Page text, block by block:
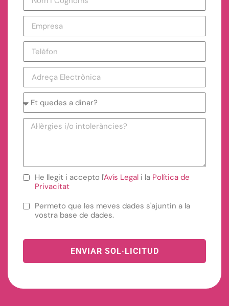
He llegit i accepto l'Avís Legal i la Política de
Privacitat
Permeto que les meves dades s'ajuntin a la
vostra base de dades.
ENVIAR SOL·LICITUD